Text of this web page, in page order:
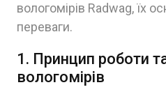
вологомірів Radwag, їх
переваги.
1. Принцип роботи
вологомірів